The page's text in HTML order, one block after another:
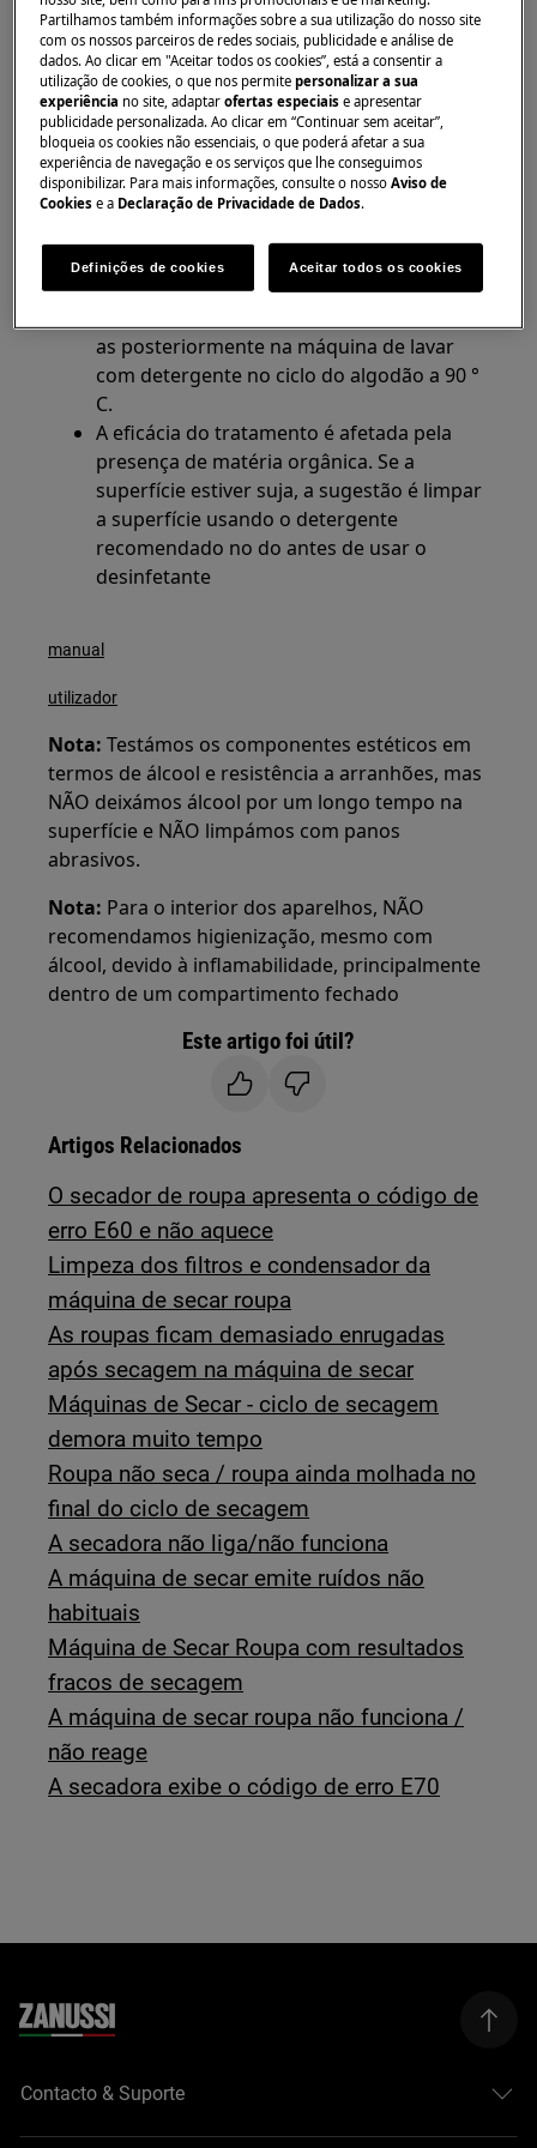
outros eletrodomésticos
Solução
Limpe algumas vezes a superfície externa
do seu aparelho com toalhetes de papel
descartáveis, embebidas emsolução de
etanol(70%). Evite desinfetantes à base de
ventilados
Como alternativa aos toalhetes
as posteriormente na máquina de lavar
com detergente no ciclo do algodão a 90 °
C.
A eficácia do tratamento é afetada pela
presença de matéria orgânica. Se a
superfície estiver suja, a sugestão é limpar
a superfície usando o detergente
recomendado no do antes de usar o
desinfetante
manual
utilizador
Nota: Testámos os componentes estéticos em
termos de álcool e resistência a arranhões, mas
NÃO deixámos álcool por um longo tempo na
superfície e NÃO limpámos com panos
abrasivos.
Nota: Para o interior dos aparelhos, NÃO
recomendamos higienização, mesmo com
álcool, devido à inflamabilidade, principalmente
dentro de um compartimento fechado
Este artigo foi útil?
Artigos Relacionados
O secador de roupa apresenta o código de
erro E60 e não aquece
Limpeza dos filtros e condensador da
máquina de secar roupa
As roupas ficam demasiado enrugadas
após secagem na máquina de secar
Máquinas de Secar - ciclo de secagem
demora muito tempo
Roupa não seca / roupa ainda molhada no
final do ciclo de secagem
A secadora não liga/não funciona
A máquina de secar emite ruídos não
habituais
Máquina de Secar Roupa com resultados
fracos de secagem
A máquina de secar roupa não funciona /
não reage
A secadora exibe o código de erro E70
Contacto & Suporte
Partilhamos também informações sobre a sua utilização do nosso site
com os nossos parceiros de redes sociais, publicidade e análise de
dados. Ao clicar em "Aceitar todos os cookies”, está a consentir a
utilização de cookies, o que nos permitepersonalizar a sua
experiência no site, adaptarofertas especiaise apresentar
publicidade personalizada. Ao clicar em “Continuar sem aceitar”,
bloqueia os cookies não essenciais, o que poderá afetar a sua
experiência de navegação e os serviços que lhe conseguimos
disponibilizar. Para mais informações, consulte o nossoAviso de
Cookies e a Declaração de Privacidade de Dados.
Definições de cookies Aceitar todos os cookies